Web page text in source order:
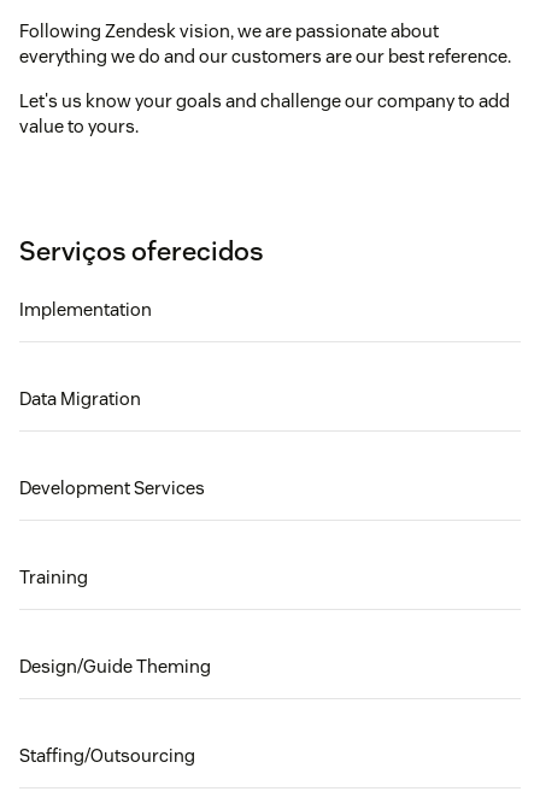
Following Zendesk vision, we are passionate about
everything we do and our customers are our best reference.
Let's us know your goals and challenge our company to add
value to yours.
Serviços oferecidos
Implementation
Data Migration
Development Services
Training
Design/Guide Theming
Staffing/Outsourcing